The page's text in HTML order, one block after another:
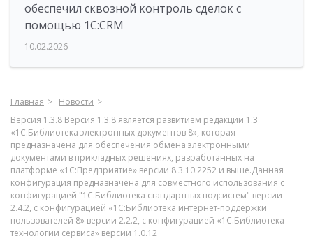
обеспечил сквозной контроль сделок с
помощью 1С:CRM
10.02.2026
Главная
Новости
Версия 1.3.8 Версия 1.3.8 является развитием редакции 1.3
«1С:Библиотека электронных документов 8», которая
предназначена для обеспечения обмена электронными
документами в прикладных решениях, разработанных на
платформе «1С:Предприятие» версии 8.3.10.2252 и выше.Данная
конфигурация предназначена для совместного использования с
конфигурацией "1С:Библиотека стандартных подсистем" версии
2.4.2, с конфигурацией «1С:Библиотека интернет-поддержки
пользователей 8» версии 2.2.2, с конфигурацией «1С:Библиотека
технологии сервиса» версии 1.0.12